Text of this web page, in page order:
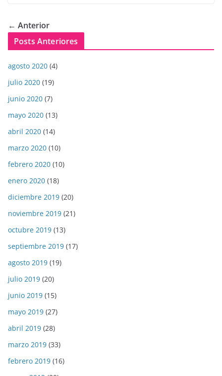
← Anterior
Posts Anteriores
agosto 2020 (4)
julio 2020 (19)
junio 2020 (7)
mayo 2020 (13)
abril 2020 (14)
marzo 2020 (10)
febrero 2020 (10)
enero 2020 (18)
diciembre 2019 (20)
noviembre 2019 (21)
octubre 2019 (13)
septiembre 2019 (17)
agosto 2019 (19)
julio 2019 (20)
junio 2019 (15)
mayo 2019 (27)
abril 2019 (28)
marzo 2019 (33)
febrero 2019 (16)